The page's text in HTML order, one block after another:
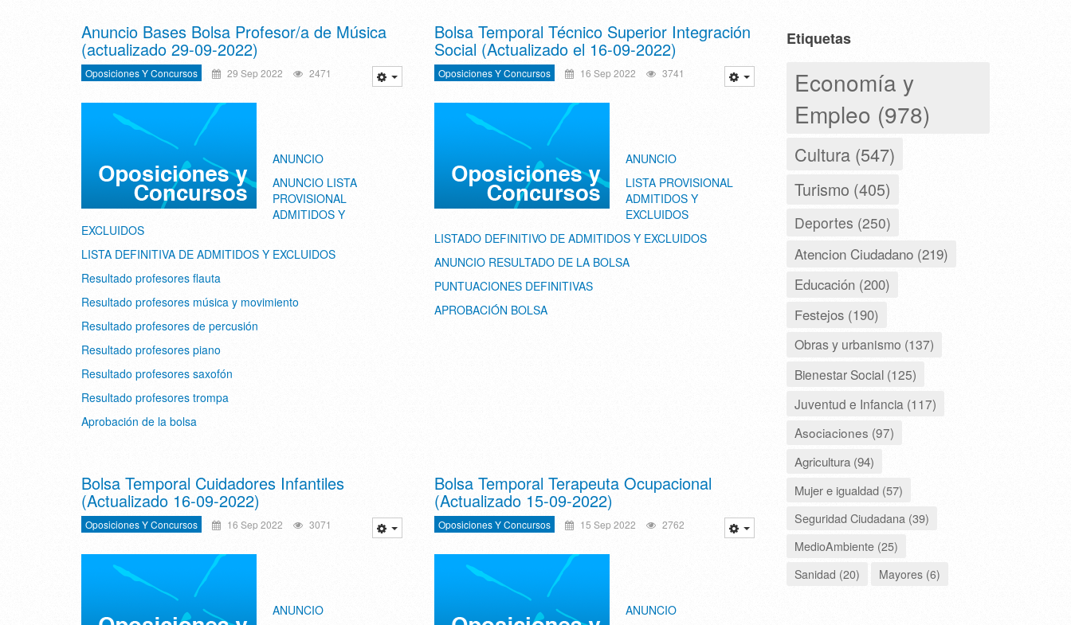
Anuncio Bases Bolsa Profesor/a de Música
(actualizado 29-09-2022)
Oposiciones Y Concursos 29 Sep 2022 2471
ANUNCIO
ANUNCIO LISTA
PROVISIONAL
ADMITIDOS Y
EXCLUIDOS
LISTA DEFINITIVA DE ADMITIDOS Y EXCLUIDOS
Resultado profesores flauta
Resultado profesores música y movimiento
Resultado profesores de percusión
Resultado profesores piano
Resultado profesores saxofón
Resultado profesores trompa
Aprobación de la bolsa
Bolsa Temporal Técnico Superior Integración
Social (Actualizado el 16-09-2022)
Oposiciones Y Concursos 16 Sep 2022 3741
ANUNCIO
LISTA PROVISIONAL
ADMITIDOS Y
EXCLUIDOS
LISTADO DEFINITIVO DE ADMITIDOS Y EXCLUIDOS
ANUNCIO RESULTADO DE LA BOLSA
PUNTUACIONES DEFINITIVAS
APROBACIÓN BOLSA
Bolsa Temporal Cuidadores Infantiles
(Actualizado 16-09-2022)
Oposiciones Y Concursos 16 Sep 2022 3071
ANUNCIO
Bolsa Temporal Terapeuta Ocupacional
(Actualizado 15-09-2022)
Oposiciones Y Concursos 15 Sep 2022 2762
ANUNCIO
Etiquetas
Economía y
Empleo (978)
Cultura (547)
Turismo (405)
Deportes (250)
Atencion Ciudadano (219)
Educación (200)
Festejos (190)
Obras y urbanismo (137)
Bienestar Social (125)
Juventud e Infancia (117)
Asociaciones (97)
Agricultura (94)
Mujer e igualdad (57)
Seguridad Ciudadana (39)
MedioAmbiente (25)
Sanidad (20)
Mayores (6)